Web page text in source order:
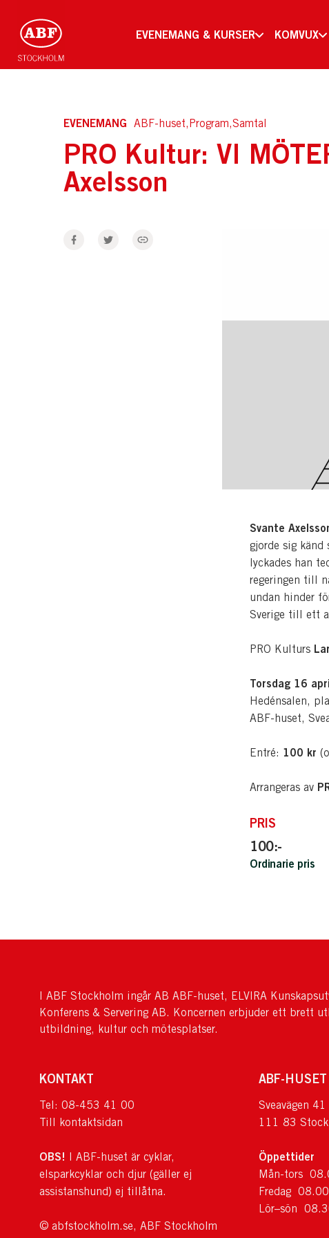
EVENEMANG & KURSER KOMVUX
EVENEMANG ABF-huset,Program,Samtal
PRO Kultur: VI
Axelsson
Svante
gjorde sig
lyckades han
regeringen till
undan hinder
Sverige till ett
PRO Kulturs
Torsdag 16
Hedénsalen,
ABF-huset,
Entré: 100 kr
Arrangeras av
PRIS
100:-
Ordinarie pris
I ABF Stockholm ingår AB ABF-huset, ELVIRA
Konferens & Servering AB. Koncernen erbjuder ett brett
utbildning, kultur och mötesplatser.
KONTAKT
Tel: 08-453 41 00
Till kontaktsidan
OBS! I ABF-huset är cyklar,
elsparkcyklar och djur (gäller ej
assistanshund) ej tillåtna.
© abfstockholm.se, ABF Stockholm
ABF-HUSET
Sveavägen 41
111 83
Öppettider
Mån-tors
Fredag
Lör–sön